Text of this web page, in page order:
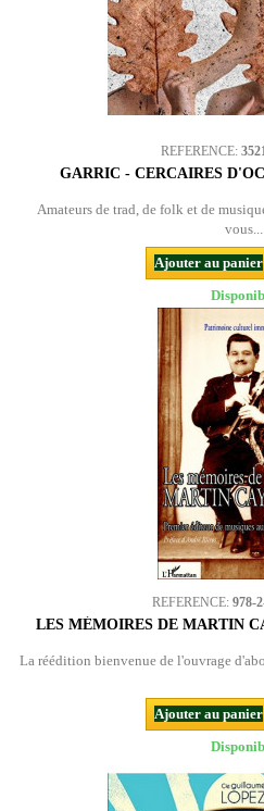
REFERENCE:
GARRIC - CERCAIRES
Amateurs de trad, de folk et de
vous...
Ajouter au panier
REFERENCE: 978-
LES MÉMOIRES DE MARTIN
La réédition bienvenue de l'ouvrage
Ajouter au panier